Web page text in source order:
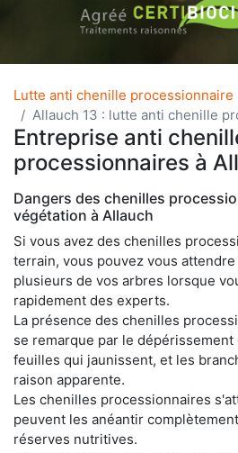
Lutte anti chenille processionnaire
Allauch 13 : lutte anti chenille
Entreprise anti
processionnaires à
Dangers des chenilles
végétation à Allauch
Si vous avez des chenilles
terrain, vous pouvez vous
plusieurs de vos arbres lorsque
rapidement des experts.
La présence des chenilles
se remarque par le
feuilles qui jaunissent, et les
raison apparente.
Les chenilles processionnaires
peuvent les anéantir
réserves nutritives.